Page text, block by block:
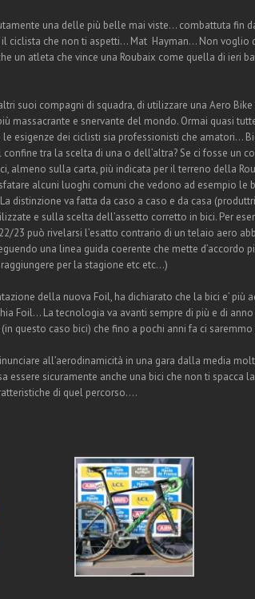
una delle più belle mai viste… combattuta fin
ciclista che non ti aspetti… Mat Hayman… Non voglio
un atleta che vince una Roubaix come quella di ieri
suoi compagni di squadra, di utilizzare una Aero
massacrante e snervante del mondo. Ormai quasi
esigenze dei ciclisti sia professionisti che amatori…
tra la scelta di una o dell’altra? Se ci fosse un
almeno sulla carta, più indicata per il terreno della
alcuni luoghi comuni che vedono ad esempio le
distinzione va fatta da caso a caso e da casa
e sulla scelta dell’assetto corretto in bici. Per
23 può rivelarsi l’esatto contrario di un telaio aero
una linea guida coerente che mette d’accordo
per la stagione etc etc…)
della nuova Foil, ha dichiarato che la bici e’ più
Foil… La tecnologia va avanti sempre di più e di
questo caso bici) che fino a pochi anni fa ci
all’aerodinamicità in una gara dalla media
essere sicuramente anche una bici che non ti spacca
di quel percorso….